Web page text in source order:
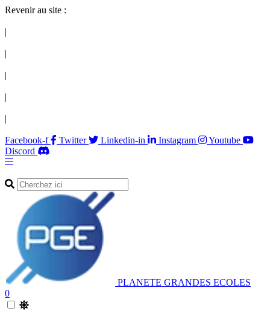
Revenir au site :
|
|
|
|
|
Facebook-f Twitter Linkedin-in Instagram
Youtube
Discord
PLANETE GRANDES ECOLES
0